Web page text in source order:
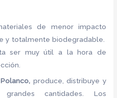
de menor impacto
y totalmente biodegradable.
ser muy útil a la hora de
produce, distribuye y
cantidades. Los